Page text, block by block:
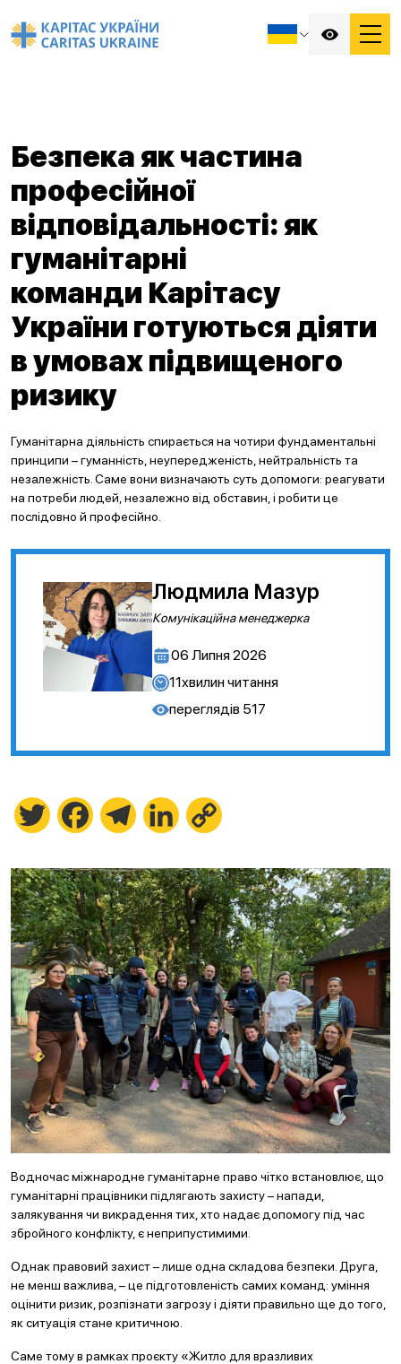
Безпека як частина
професійної
відповідальності: як
гуманітарні
команди Карітасу
України готуються діяти
в умовах підвищеного
ризику
Гуманітарна діяльність спирається на чотири фундаментальні
принципи – гуманність, неупередженість, нейтральність та
незалежність. Саме вони визначають суть допомоги: реагувати
на потреби людей, незалежно від обставин, і робити це
послідовно й професійно.
Людмила Мазур
Комунікаційна менеджерка
06 Липня 2026
11хвилин читання
переглядів 517
Twitter FacebookTelegramLinkedIn
Водночас міжнародне гуманітарне право чітко встановлює, що
гуманітарні працівники підлягають захисту – напади,
залякування чи викрадення тих, хто надає допомогу під час
збройного конфлікту, є неприпустимими.
Однак правовий захист – лише одна складова безпеки. Друга,
не менш важлива, – це підготовленість самих команд: уміння
оцінити ризик, розпізнати загрозу і діяти правильно ще до того,
як ситуація стане критичною.
Саме тому в рамках проєкту «Житло для вразливих